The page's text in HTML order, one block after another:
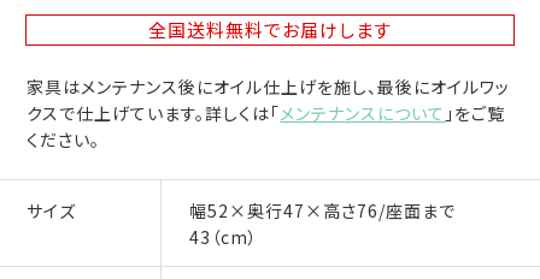
全国送料無料でお届けします
家具はメンテナンス後にオイル仕上げを施し、最後にオイルワッ
クスで仕上げています。詳しくは「メンテナンスについて 」をご覧
ください。
サイズ
幅52×奥行47×高さ76/座面まで
43（cm）